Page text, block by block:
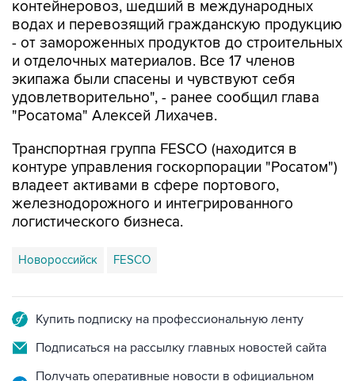
контейнеровоз, шедший в международных
водах и перевозящий гражданскую продукцию
- от замороженных продуктов до строительных
и отделочных материалов. Все 17 членов
экипажа были спасены и чувствуют себя
удовлетворительно", - ранее сообщил глава
"Росатома" Алексей Лихачев.
Транспортная группа FESCO (находится в
контуре управления госкорпорации "Росатом")
владеет активами в сфере портового,
железнодорожного и интегрированного
логистического бизнеса.
Новороссийск FESCO
Купить подписку на профессиональную ленту
Подписаться на рассылку главных новостей сайта
Получать оперативные новости в официальном